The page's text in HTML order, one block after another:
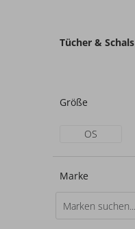
Tücher & Schals
Größe
OS
Marke